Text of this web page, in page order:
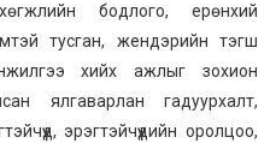
бодлого, ерөнхий
тусган, жендэрийн тэгш
хийх ажлыг зохион
ялгаварлан гадуурхалт,
эрэгтэйчүүдийн оролцоо,